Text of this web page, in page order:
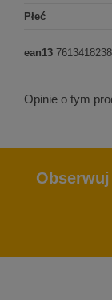
Płeć
ean13
Opinie o tym